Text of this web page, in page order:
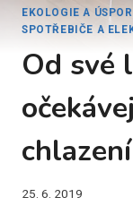
EKOLOGIE A
SPOTŘEBIČE A
Od své
chlazení
25. 6. 2019